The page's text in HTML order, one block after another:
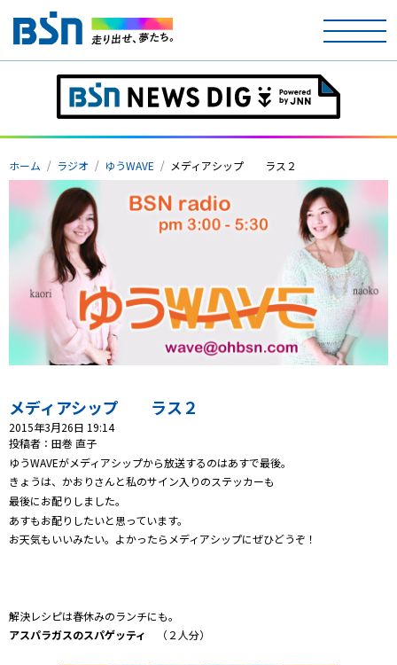
ホーム
テレビ
ラジオ
アナウンサー
イベント
ニュース
天気
プレゼント
コンテンツ・アプリ
キッズ ケンジュ 愛の募金
Well-being
お問い合わせ
ホーム ラジオ ゆうWAVE メディアシップ ラス２
メディアシップ ラス２
2015年3月26日 19:14
投稿者：田巻 直子
ゆうWAVEがメディアシップから放送するのはあすで最後。
きょうは、かおりさんと私のサイン入りのステッカーも
最後にお配りしました。
あすもお配りしたいと思っています。
お天気もいいみたい。よかったらメディアシップにぜひどうぞ！
解決レシピは春休みのランチにも。
アスパラガスのスパゲッティ
（２人分）